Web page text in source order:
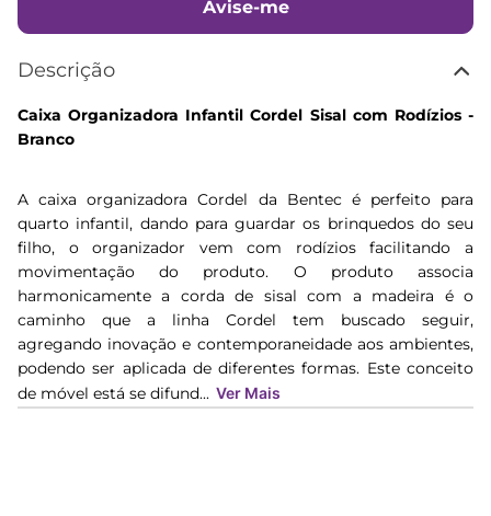
Avise-me
Descrição
Caixa Organizadora Infantil Cordel Sisal com Rodízios -
Branco
A caixa organizadora Cordel da Bentec é perfeito para
quarto infantil, dando para guardar os brinquedos do seu
filho, o organizador vem com rodízios facilitando a
movimentação do produto. O produto associa
harmonicamente a corda de sisal com a madeira é o
caminho que a linha Cordel tem buscado seguir,
agregando inovação e contemporaneidade aos ambientes,
podendo ser aplicada de diferentes formas. Este conceito
de móvel está se difund... Ver Mais